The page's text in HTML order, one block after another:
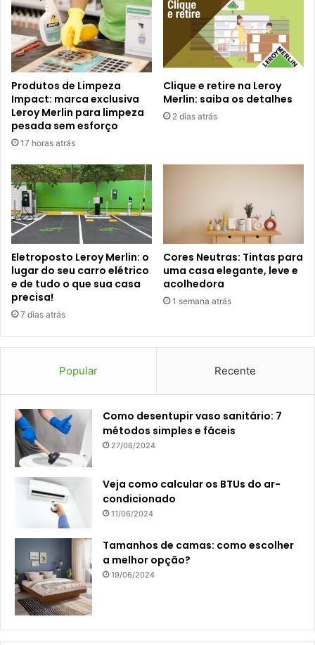
Produtos de Limpeza
Impact: marca exclusiva
Leroy Merlin para limpeza
pesada sem esforço
17 horas atrás
Clique e retire na Leroy
Merlin: saiba os detalhes
2 dias atrás
Eletroposto Leroy Merlin: o
lugar do seu carro elétrico
e de tudo o que sua casa
precisa!
7 dias atrás
Cores Neutras: Tintas para
uma casa elegante, leve e
acolhedora
1 semana atrás
Popular Recente
Como desentupir vaso sanitário: 7
métodos simples e fáceis
27/06/2024
Veja como calcular os BTUs do ar-
condicionado
11/06/2024
Tamanhos de camas: como escolher
a melhor opção?
19/06/2024